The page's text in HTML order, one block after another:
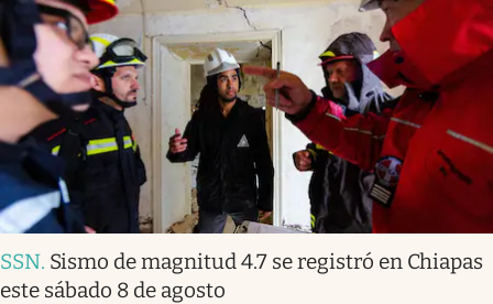
SSN. Sismo de magnitud 4.7 se registró en Chiapas
este sábado 8 de agosto